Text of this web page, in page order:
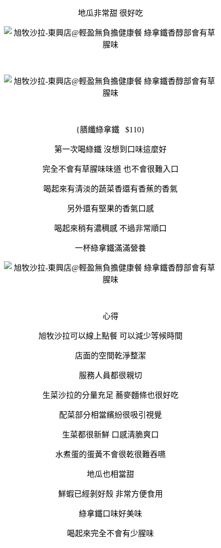
地瓜非常甜 很好吃
{膳纖綠拿鐵 $110}
第一次喝綠鐵 沒想到口味這麼好
完全不會有草腥味味道 也不會很難入口
喝起來有清淡的蔬菜香還有香蕉的香氣
另外還有堅果的香氣口感
喝起來稍有濃稠感 不過非常順口
一杯綠拿鐵滿滿營養
心得
旭牧沙拉可以線上點餐 可以減少等候時間
店面的空間乾淨整潔
服務人員都很親切
生菜沙拉的分量充足 蕎麥麵條也很好吃
配菜部分相當繽紛很吸引視覺
生菜都很新鮮 口感清脆爽口
水煮蛋的蛋黃不會很乾很難吞嚥
地瓜也相當甜
鮮蝦已經剝好殼 非常方便食用
綠拿鐵口味好美味
喝起來完全不會有少腥味